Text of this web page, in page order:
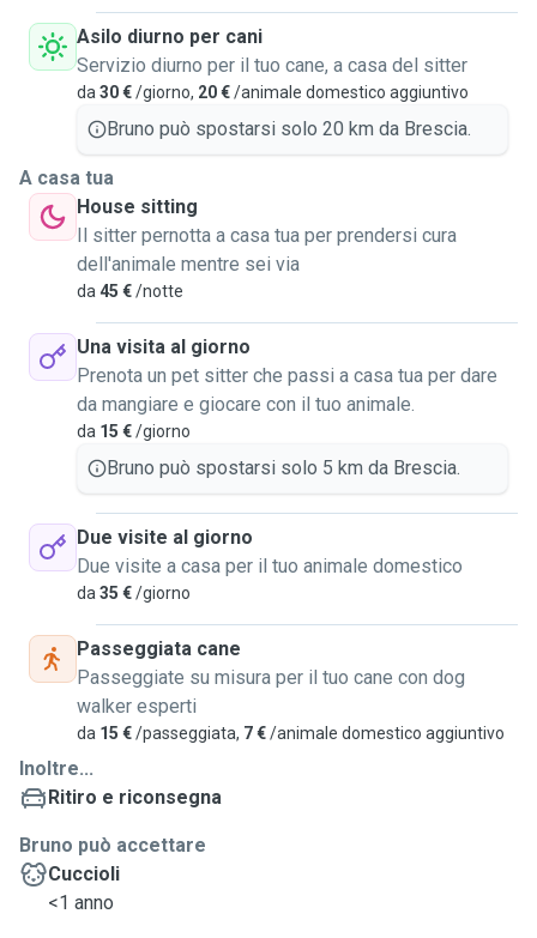
inoltre se ci sono particolari esigenze sono sempre attento
a soddisfarle e a prendermi cura dei cani al meglio! Sono
disponibile a prendermi cura anche di gatti e altri animali :)
Asilo diurno per cani
Servizio diurno per il tuo cane, a casa del sitter
da 30 €/giorno, 20 €/animale domestico aggiuntivo
Bruno può spostarsi solo 20 km da Brescia.
A casa tua
House sitting
Il sitter pernotta a casa tua per prendersi cura
dell'animale mentre sei via
da 45 €/notte
Una visita al giorno
Prenota un pet sitter che passi a casa tua per dare
da mangiare e giocare con il tuo animale.
da 15 €/giorno
Bruno può spostarsi solo 5 km da Brescia.
Due visite al giorno
Due visite a casa per il tuo animale domestico
da 35 €/giorno
Passeggiata cane
Passeggiate su misura per il tuo cane con dog
walker esperti
da 15 €/passeggiata, 7 €/animale domestico aggiuntivo
Inoltre...
Ritiro e riconsegna
Bruno può accettare
Cuccioli
<1 anno